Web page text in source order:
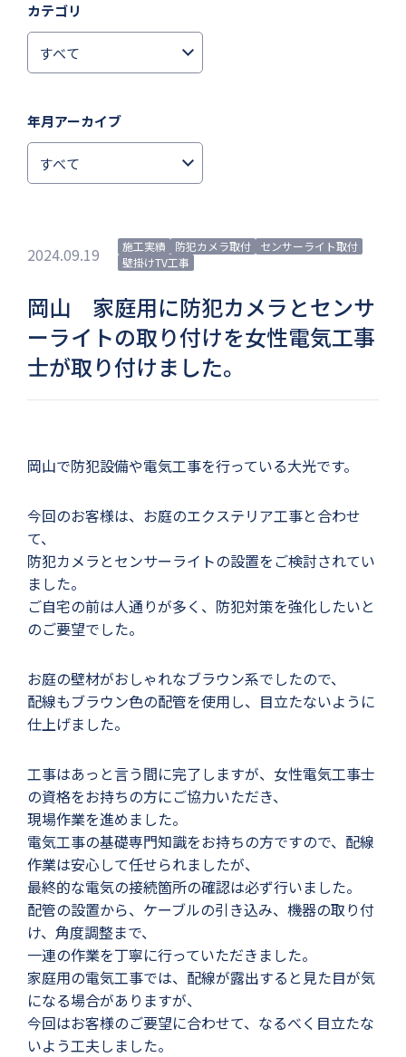
カテゴリ
年月アーカイブ
2024.09.19 施工実績 防犯カメラ取付
センサーライト取付
壁掛けTV工事
岡山 家庭用に防犯カメラとセンサ
ーライトの取り付けを女性電気工事
士が取り付けました。
岡山で防犯設備や電気工事を行っている大光です。
今回のお客様は、お庭のエクステリア工事と合わせ
て、
防犯カメラとセンサーライトの設置をご検討されてい
ました。
ご自宅の前は人通りが多く、防犯対策を強化したいと
のご要望でした。
お庭の壁材がおしゃれなブラウン系でしたので、
配線もブラウン色の配管を使用し、目立たないように
仕上げました。
工事はあっと言う間に完了しますが、女性電気工事士
の資格をお持ちの方にご協力いただき、
現場作業を進めました。
電気工事の基礎専門知識をお持ちの方ですので、配線
作業は安心して任せられましたが、
最終的な電気の接続箇所の確認は必ず行いました。
配管の設置から、ケーブルの引き込み、機器の取り付
け、角度調整まで、
一連の作業を丁寧に行っていただきました。
家庭用の電気工事では、配線が露出すると見た目が気
になる場合がありますが、
今回はお客様のご要望に合わせて、なるべく目立たな
いよう工夫しました。